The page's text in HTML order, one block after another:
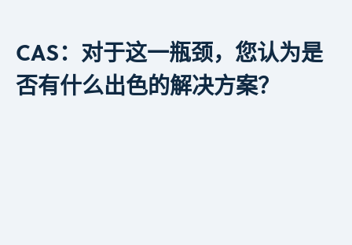
CAS：对于这一瓶颈，您认为是
否有什么出色的解决方案？